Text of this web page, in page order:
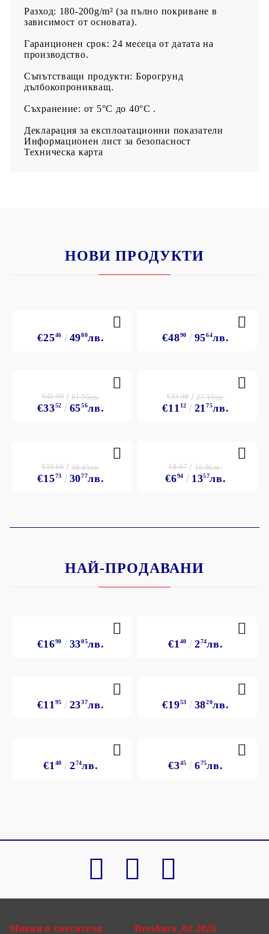
Разход: 180-200g/m² (за пълно покриване в
зависимост от основата).
Гаранционен срок: 24 месеца от датата на
производство.
Съпътстващи продукти: Борогрунд
дълбокопроникващ.
Съхранение: от 5°С до 40°С .
Декларация за експлоатационни показатели
Информационен лист за безопасност
Техническа карта
НОВИ ПРОДУКТИ
€2546 4980лв. €4890 9564лв.
€3352 6556лв.
€41.90 81.95лв.
€11 12 2175лв.
€13.90 27.19лв.
€1573 3077лв.
€19.66 38.45лв.
€694 1357лв.
€8.67 16.96лв.
НАЙ-ПРОДАВАНИ
€1690 3305лв. €1 40 274лв.
€11 95 2337лв. €1953 3820лв.
€1 40 274лв. €345 675лв.
Мивки и смесители Broshura_02.2026